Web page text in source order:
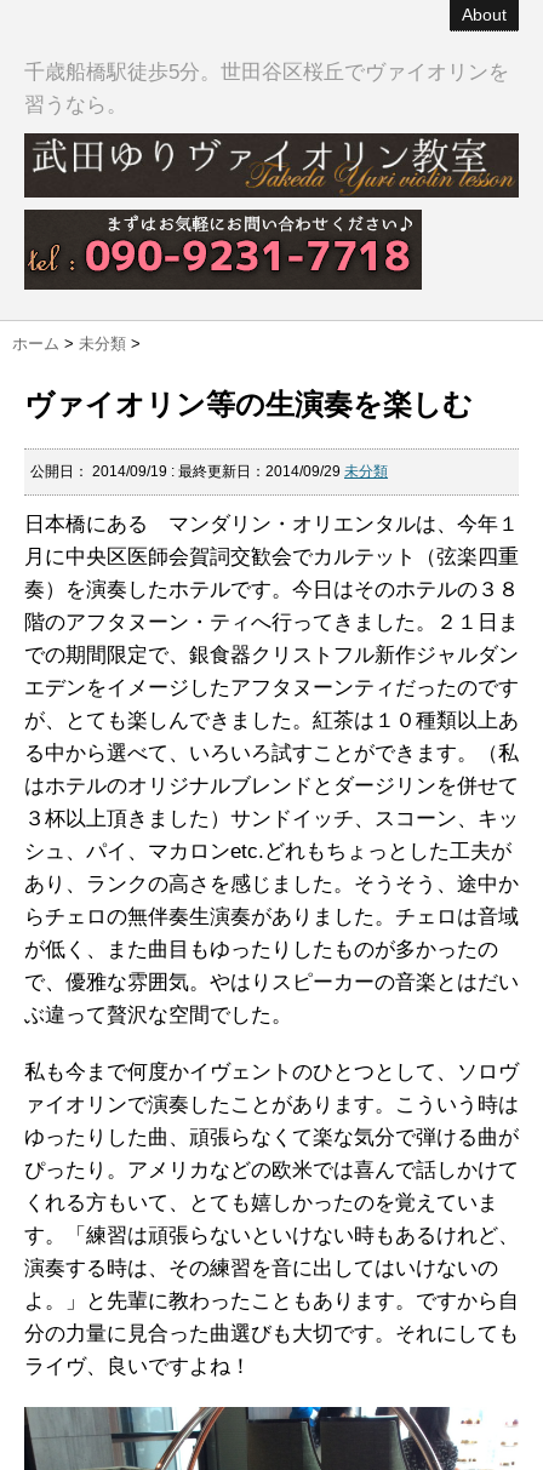
About
千歳船橋駅徒歩5分。世田谷区桜丘でヴァイオリンを
習うなら。
ホーム > 未分類 >
ヴァイオリン等の生演奏を楽しむ
公開日： 2014/09/19 : 最終更新日：2014/09/29 未分類
日本橋にある マンダリン・オリエンタルは、今年１
月に中央区医師会賀詞交歓会でカルテット（弦楽四重
奏）を演奏したホテルです。今日はそのホテルの３８
階のアフタヌーン・ティへ行ってきました。２１日ま
での期間限定で、銀食器クリストフル新作ジャルダン
エデンをイメージしたアフタヌーンティだったのです
が、とても楽しんできました。紅茶は１０種類以上あ
る中から選べて、いろいろ試すことができます。（私
はホテルのオリジナルブレンドとダージリンを併せて
３杯以上頂きました）サンドイッチ、スコーン、キッ
シュ、パイ、マカロンetc.どれもちょっとした工夫が
あり、ランクの高さを感じました。そうそう、途中か
らチェロの無伴奏生演奏がありました。チェロは音域
が低く、また曲目もゆったりしたものが多かったの
で、優雅な雰囲気。やはりスピーカーの音楽とはだい
ぶ違って贅沢な空間でした。
私も今まで何度かイヴェントのひとつとして、ソロヴ
ァイオリンで演奏したことがあります。こういう時は
ゆったりした曲、頑張らなくて楽な気分で弾ける曲が
ぴったり。アメリカなどの欧米では喜んで話しかけて
くれる方もいて、とても嬉しかったのを覚えていま
す。「練習は頑張らないといけない時もあるけれど、
演奏する時は、その練習を音に出してはいけないの
よ。」と先輩に教わったこともあります。ですから自
分の力量に見合った曲選びも大切です。それにしても
ライヴ、良いですよね！